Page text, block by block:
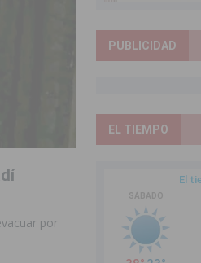
por
PUBLICIDAD
EL TIEMPO